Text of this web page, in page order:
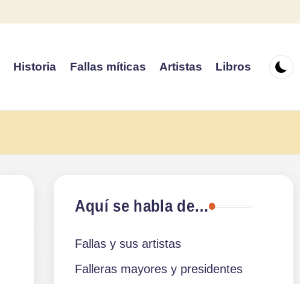
Historia Fallas míticas Artistas Libros
Aquí se habla de…
Fallas y sus artistas
Falleras mayores y presidentes